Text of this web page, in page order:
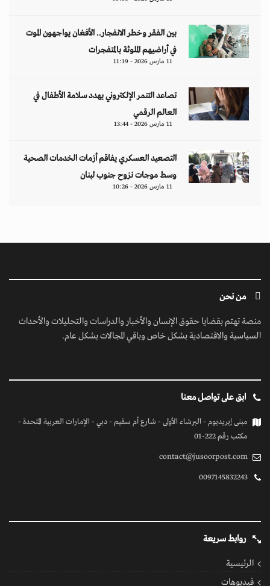
بين الفقر وخطر الانفجار.. الأفغان يواجهون الموت
في أراضيهم الملوثة بالمتفجرات
11 مارس 2026 - 11:19
تصاعد التنمر الإلكتروني يهدد سلامة الأطفال في
العالم الرقمي
11 مارس 2026 - 13:44
التصعيد العسكري يفاقم أزمات الخدمات الصحية
وسط موجات نزوح جنوب لبنان
11 مارس 2026 - 10:26
من نحن
منصة تهتم بقضايا حقوق الإنسان والأخبار والدراسات والتحليلات والأحداث
السياسية والاقتصادية بشكل خاص وباقي المجالات بشكل عام.
ابق على تواصل معنا
مبنى إيريديوم - البرشاء الأولى - شارع أم سقيم - دبي - الإمارات العربية المتحدة -
مكتب رقم 222-01
contact@jusoorpost.com
0097145832243
روابط سريعة
الرئيسية
فيديوهات